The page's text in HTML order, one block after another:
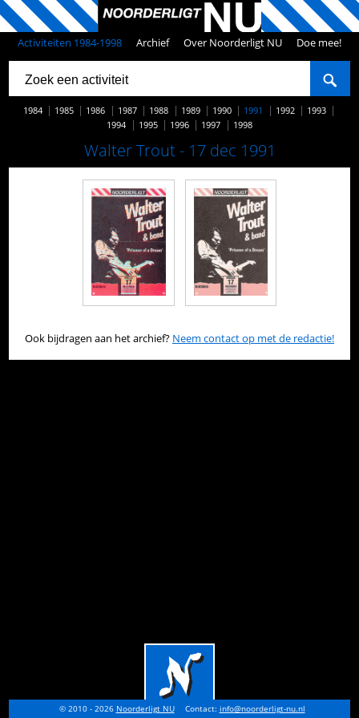
Activiteiten 1984-1998 Archief Over Noorderligt NU Doe mee!
1984 1985 1986 1987 1988 1989 1990 1991 1992
1993
1994
1995 1996 1997 1998
Walter Trout - 17 dec 1991
Ook bijdragen aan het archief? Neem contact op met de redactie!
© 2010 - 2026 Noorderligt NU Contact: info@noorderligt-nu.nl